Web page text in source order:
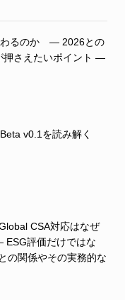
わるのか ― 2026との
押さえたいポイント ―
v0.1を読み解く
CSA対応はなぜ
ESG評価だけではな
の関係やその実務的な